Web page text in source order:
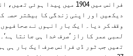
فرانس میں 1904 میں پیدا
دیکھیں اور اپنی زندگی کا بیشتر حصہ
وقف کر دیا۔ ایک بار انہوں نے
لمبی عمر کا راز ’صرف خدا ہی جانتا
تھیں جب ٹور ڈی فرانس صرف ایک بار ہی